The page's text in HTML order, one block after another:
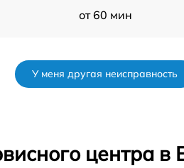
от 60 мин
У меня другая неисправность
центра в